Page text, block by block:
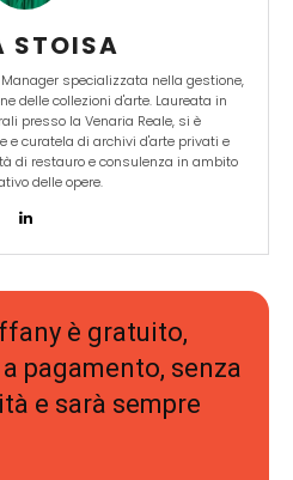
STOISA
specializzata nella gestione,
delle collezioni d'arte. Laureata in
presso la Venaria Reale, si è
e curatela di archivi d'arte privati e
di restauro e consulenza in ambito
delle opere.
è gratuito,
pagamento, senza
e sarà sempre